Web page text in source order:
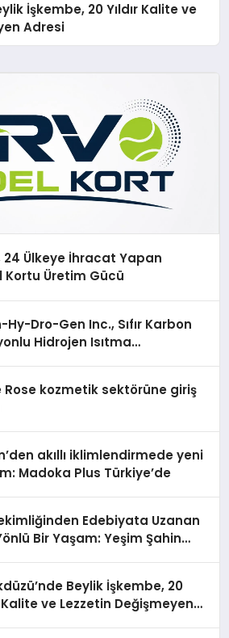
İşkembe, 20 Yıldır Kalite ve
Adresi
24 Ülkeye İhracat Yapan
Kortu Üretim Gücü
Hy-Dro-Gen Inc., Sıfır Karbon
Hidrojen Isıtma
Rose kozmetik sektörüne giriş
akıllı iklimlendirmede yeni
Madoka Plus Türkiye’de
Edebiyata Uzanan
Bir Yaşam: Yeşim Şahin
Beylik İşkembe, 20
Kalite ve Lezzetin Değişmeyen